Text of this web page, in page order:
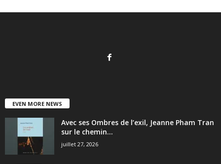
EVEN MORE NEWS
Avec ses Ombres de l’exil, Jeanne Pham Tran
sur le chemin...
juillet 27, 2026